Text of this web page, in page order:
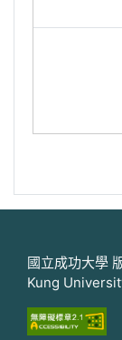
國立成功大學
Kung